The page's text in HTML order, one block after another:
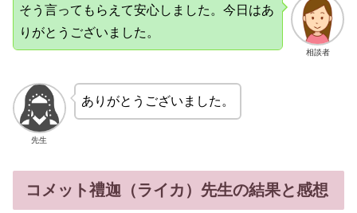
相談者
そう言ってもらえて安心しました。今日はあ
りがとうございました。
先生
ありがとうございました。
コメット禮迦（ライカ）先生の結果と感想